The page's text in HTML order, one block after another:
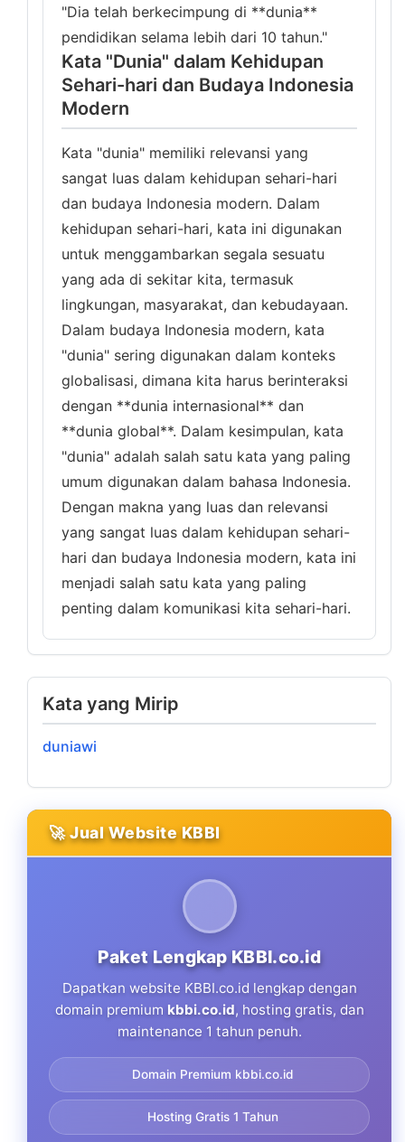
"Dia telah berkecimpung di **dunia**
pendidikan selama lebih dari 10 tahun."
Kata "Dunia" dalam Kehidupan
Sehari-hari dan Budaya Indonesia
Modern
Kata "dunia" memiliki relevansi yang
sangat luas dalam kehidupan sehari-hari
dan budaya Indonesia modern. Dalam
kehidupan sehari-hari, kata ini digunakan
untuk menggambarkan segala sesuatu
yang ada di sekitar kita, termasuk
lingkungan, masyarakat, dan kebudayaan.
Dalam budaya Indonesia modern, kata
"dunia" sering digunakan dalam konteks
globalisasi, dimana kita harus berinteraksi
dengan **dunia internasional** dan
**dunia global**. Dalam kesimpulan, kata
"dunia" adalah salah satu kata yang paling
umum digunakan dalam bahasa Indonesia.
Dengan makna yang luas dan relevansi
yang sangat luas dalam kehidupan sehari-
hari dan budaya Indonesia modern, kata ini
menjadi salah satu kata yang paling
penting dalam komunikasi kita sehari-hari.
Kata yang Mirip
duniawi
🚀 Jual Website KBBI
Paket Lengkap KBBI.co.id
Dapatkan website KBBI.co.id lengkap dengan
domain premium kbbi.co.id, hosting gratis, dan
maintenance 1 tahun penuh.
Domain Premium kbbi.co.id
Hosting Gratis 1 Tahun